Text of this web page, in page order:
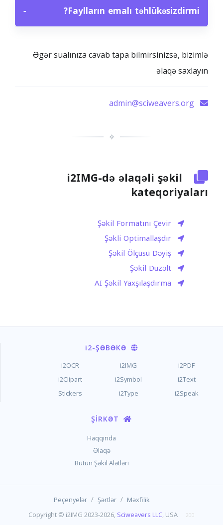
Faylların emalı təhlükəsizdirmi?
−
Əgər sualınıza cavab tapa bilmirsinizsə, bizimlə
əlaqə saxlayın
✧
i2IMG-də əlaqəli şəkil
kateqoriyaları
Şəkil Formatını Çevir
Şəkli Optimallaşdır
Şəkil Ölçüsü Dəyiş
Şəkil Düzəlt
AI Şəkil Yaxşılaşdırma
i2-ŞƏBƏKƏ
i2PDF
i2IMG
i2OCR
i2Text
i2Symbol
i2Clipart
i2Speak
i2Type
Stickers
Haqqında
Əlaqə
Bütün Şəkil Alətləri
Məxfilik
/
Şərtlər
/
Peçenyelər
Copyright © i2IMG 2023-2026, Sciweavers LLC , USA 200